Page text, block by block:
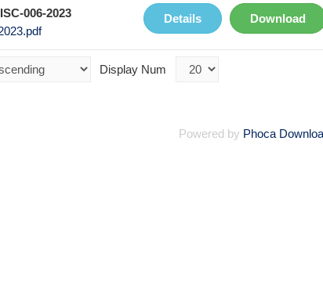
006-2023
Download
Details
Display Num
Powered by Phoca